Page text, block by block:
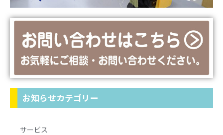
お知らせカテゴリー
サービス